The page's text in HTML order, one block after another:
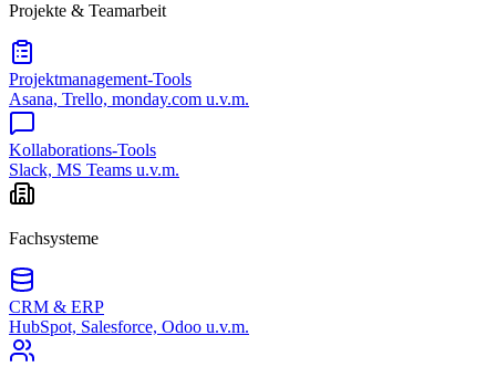
Projekte & Teamarbeit
Projektmanagement-Tools
Asana, Trello, monday.com u.v.m.
Kollaborations-Tools
Slack, MS Teams u.v.m.
Fachsysteme
CRM & ERP
HubSpot, Salesforce, Odoo u.v.m.